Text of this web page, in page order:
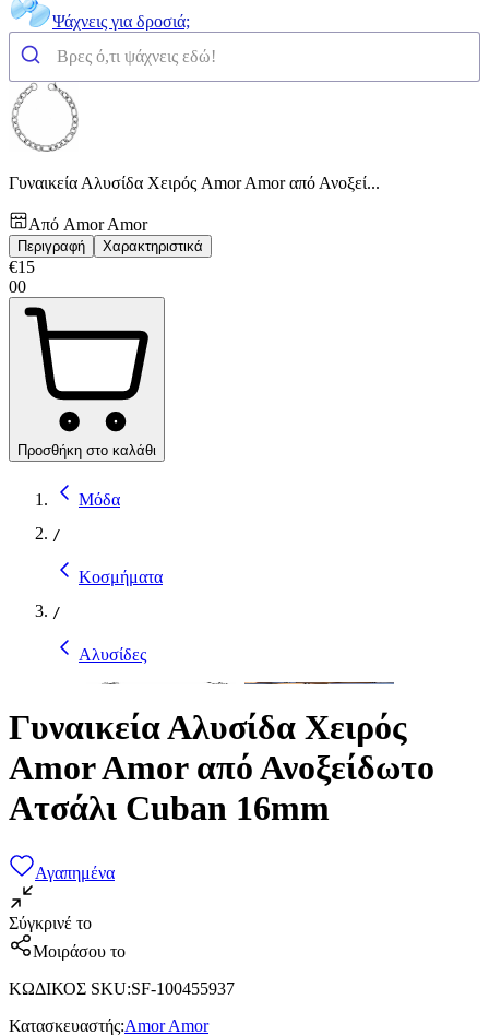
Ψάχνεις για δροσιά;
Γυναικεία Αλυσίδα Χειρός Amor Amor από Ανοξεί...
Από Amor Amor
Περιγραφή Χαρακτηριστικά
€15
00
Προσθήκη στο καλάθι
Μόδα
/
Κοσμήματα
/
Αλυσίδες
Γυναικεία Αλυσίδα Χειρός
Amor Amor από Ανοξείδωτο
Ατσάλι Cuban 16mm
Αγαπημένα
Σύγκρινέ το
Μοιράσου το
ΚΩΔΙΚΟΣ SKU:SF-100455937
Κατασκευαστής:Amor Amor